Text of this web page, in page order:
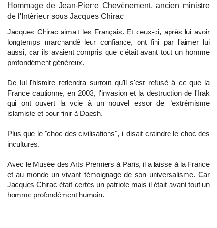
Hommage de Jean-Pierre Chevènement, ancien ministre
de l'Intérieur sous Jacques Chirac
Jacques Chirac aimait les Français. Et ceux-ci, après lui avoir
longtemps marchandé leur confiance, ont fini par l'aimer lui
aussi, car ils avaient compris que c'était avant tout un homme
profondément généreux.
De lui l'histoire retiendra surtout qu'il s'est refusé à ce que la
France cautionne, en 2003, l'invasion et la destruction de l'Irak
qui ont ouvert la voie à un nouvel essor de l’extrémisme
islamiste et pour finir à Daesh.
Plus que le "choc des civilisations", il disait craindre le choc des
incultures.
Avec le Musée des Arts Premiers à Paris, il a laissé à la France
et au monde un vivant témoignage de son universalisme. Car
Jacques Chirac était certes un patriote mais il était avant tout un
homme profondément humain.